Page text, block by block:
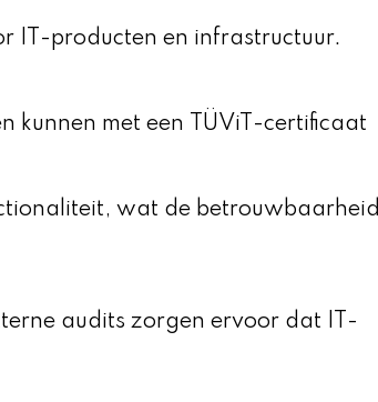
IT-producten en infrastructuur.
kunnen met een TÜViT-certificaat
wat de betrouwbaarheid
audits zorgen ervoor dat IT-